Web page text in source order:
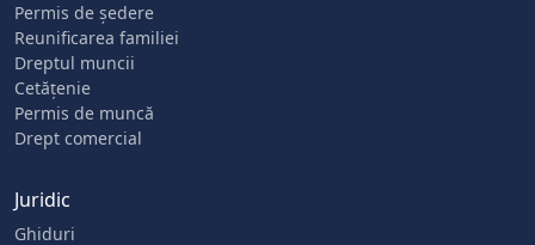
Permis de ședere
Reunificarea familiei
Dreptul muncii
Cetățenie
Permis de muncă
Drept comercial
Juridic
Ghiduri